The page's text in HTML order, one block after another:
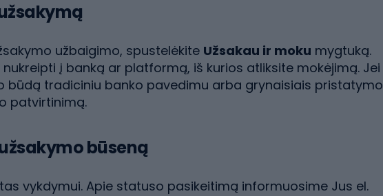
užbaigimo, spustelėkite Užsakau ir moku mygtuką.
į banką ar platformą, iš kurios atliksite mokėjimą. Jei
būdą tradiciniu banko pavedimu arba grynaisiais pristatymo
patvirtinimą.
būseną
vykdymui. Apie statuso pasikeitimą informuosime Jus el.